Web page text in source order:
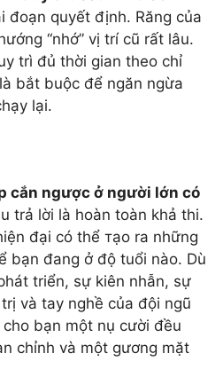
đoạn quyết định. Răng của
“nhớ” vị trí cũ rất lâu.
trì đủ thời gian theo chỉ
bắt buộc để ngăn ngừa
lại.
cắn ngược ở người lớn có
trả lời là hoàn toàn khả thi.
đại có thể тạo ra những
bạn đang ở độ tuổi nào. Dù
triển, sự kiên nhẫn, sự
và tay nghề của đội ngũ
bạn một nụ cười đều
chỉnh và một gương mặt